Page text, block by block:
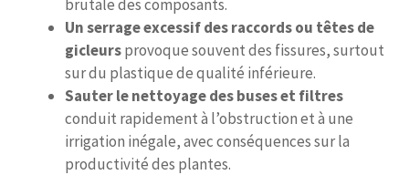
brutale des composants.
Un serrage excessif des raccords ou têtes de
gicleursprovoque souvent des fissures, surtout
sur du plastique de qualité inférieure.
Sauter le nettoyage des buses et filtres
conduit rapidement à l’obstruction et à une
irrigation inégale, avec conséquences sur la
productivité des plantes.